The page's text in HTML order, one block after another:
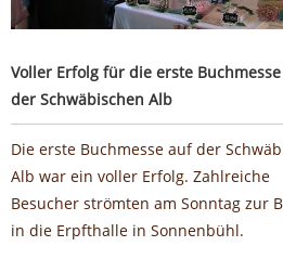
Voller Erfolg für die erste
der Schwäbischen Alb
Die erste Buchmesse auf der
Alb war ein voller Erfolg. Zahlreiche
Besucher strömten am Sonntag zur
in die Erpfthalle in Sonnenbühl.